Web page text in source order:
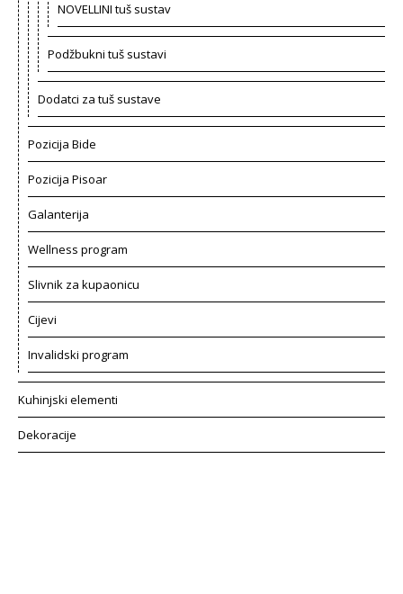
NOVELLINI tuš sustav
Podžbukni tuš sustavi
Dodatci za tuš sustave
Pozicija Bide
Pozicija Pisoar
Galanterija
Wellness program
Slivnik za kupaonicu
Cijevi
Invalidski program
Kuhinjski elementi
Dekoracije